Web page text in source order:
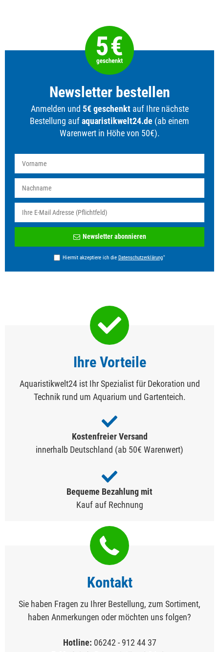
Newsletter bestellen
Anmelden und 5€ geschenktauf Ihre nächste
Bestellung aufaquaristikwelt24.de (ab einem
Warenwert in Höhe von 50€).
Honig
Newsletter abonnieren
Hiermit akzeptiere ich die Daten­schutz­erklärung*
Ihre Vorteile
Aquaristikwelt24 ist Ihr Spezialist für Dekoration und
Technik rund um Aquarium und Gartenteich.
Kostenfreier Versand
innerhalb Deutschland (ab 50€ Warenwert)
Bequeme Bezahlung mit
Kauf auf Rechnung
Kontakt
Sie haben Fragen zu Ihrer Bestellung, zum Sortiment,
haben Anmerkungen oder möchten uns folgen?
Hotline: 06242 - 912 44 37